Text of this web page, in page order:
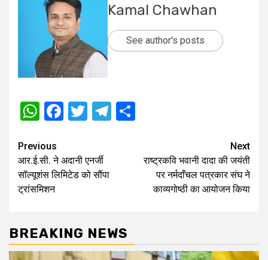
Kamal Chawhan
See author's posts
WhatsApp
Facebook
TwitterTelegram
Post
navigation
Previous
आर.ई.सी. ने अदानी एनर्जी
सॉल्यूशंस लिमिटेड को सौंपा
ट्रांसमिशन
Next
राष्ट्रकवि भवानी दादा की जयंती
पर नर्मदाँचल पत्रकार संघ ने
काव्यगोष्ठी का आयोजन किया
BREAKING NEWS